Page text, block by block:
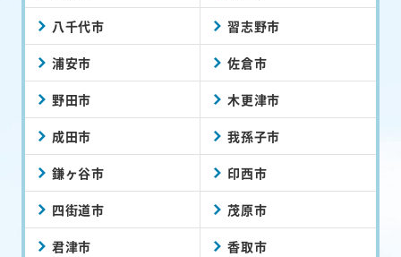
八千代市 習志野市
浦安市 佐倉市
野田市 木更津市
成田市 我孫子市
鎌ヶ谷市 印西市
四街道市 茂原市
君津市 香取市